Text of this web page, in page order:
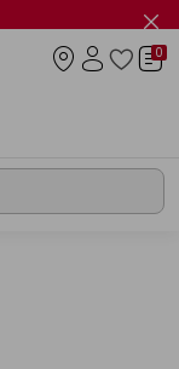
le
info
0